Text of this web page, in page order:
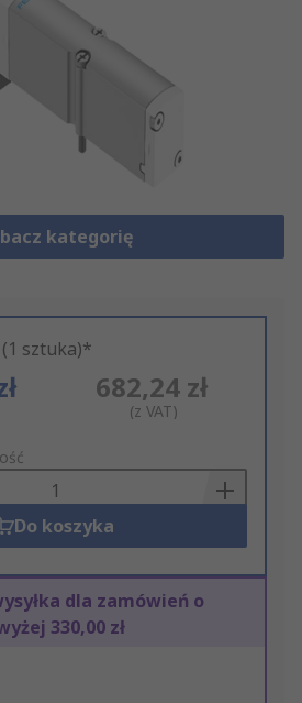
kategorię
sztuka)*
682,24 zł
(z VAT)
Do koszyka
dla zamówień o
330,00 zł